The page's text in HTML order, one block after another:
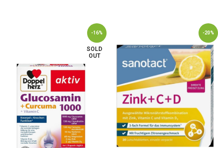
-20%
-16%
SOLD
OUT